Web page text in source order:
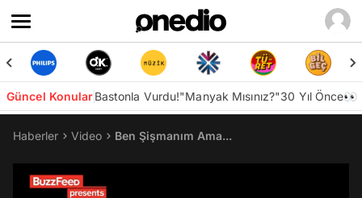
Güncel KonularBastonla Vurdu!"Manyak Mısınız?"30 Yıl Önce👀
Haberler Video Ben Şişmanım Ama...